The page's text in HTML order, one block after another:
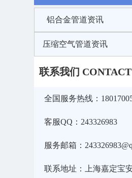
铝合金管道资讯
压缩空气管道资讯
联系我们
全国服务热线：
客服QQ：243326983
服务邮箱：
联系地址：上海嘉定宝